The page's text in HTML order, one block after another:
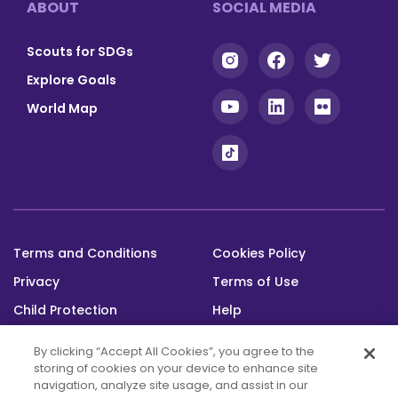
ABOUT
Scouts for SDGs
Explore Goals
World Map
SOCIAL MEDIA
bottom
Terms and Conditions
Cookies Policy
Privacy
Terms of Use
Child Protection
Help
By clicking “Accept All Cookies”, you agree to the
storing of cookies on your device to enhance site
navigation, analyze site usage, and assist in our